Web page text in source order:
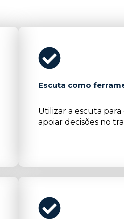
Escuta como
Utilizar a escuta
apoiar decisões no